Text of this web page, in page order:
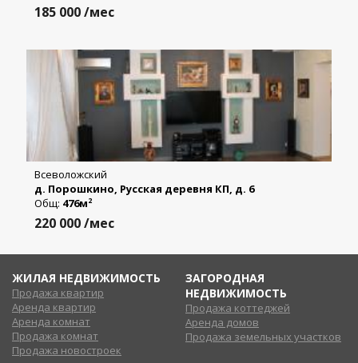
185 000/мес
Всеволожский
д. Порошкино, Русская деревня КП, д. 6
Общ: 476м2
220 000/мес
ЖИЛАЯ НЕДВИЖИМОСТЬ
Продажа квартир
Аренда квартир
Аренда комнат
Продажа комнат
Продажа новостроек
ЗАГОРОДНАЯ
НЕДВИЖИМОСТЬ
Продажа коттеджей
Аренда домов
Продажа земельных участков